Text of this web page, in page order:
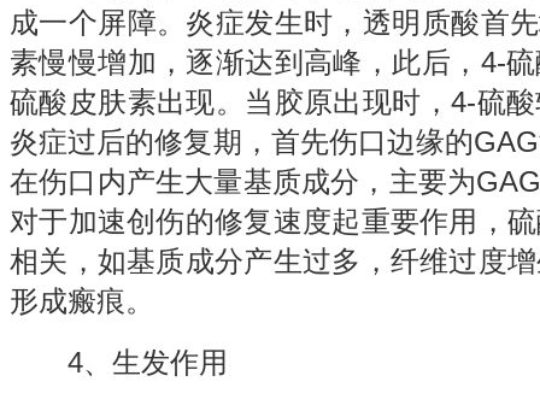
成一个屏障。炎症发生时，透明质酸首
素慢慢增加，逐渐达到高峰，此后，4-
硫酸皮肤素出现。当胶原出现时，4-硫
炎症过后的修复期，首先伤口边缘的
在伤口内产生大量基质成分，主要为
对于加速创伤的修复速度起重要作用，
相关，如基质成分产生过多，纤维过度
形成瘢痕。
4、生发作用